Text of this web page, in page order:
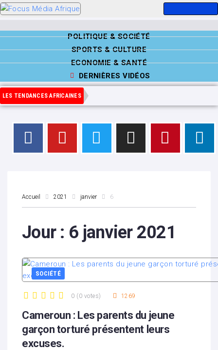
POLITIQUE & SOCIÉTÉ
SPORTS & CULTURE
ECONOMIE & SANTÉ
DERNIÈRES VIDÉOS
LES TENDANCES AFRICAINES
Accueil 2021 janvier 6
Jour : 6 janvier 2021
SOCIÉTÉ
0 ( 0 votes) 1269
Cameroun : Les parents du jeune
garçon torturé présentent leurs
excuses.